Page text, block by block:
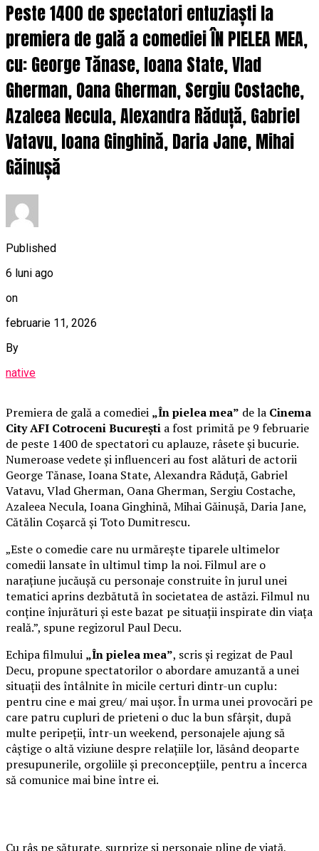
Peste 1400 de spectatori entuziaști la
premiera de gală a comediei ÎN PIELEA MEA,
cu: George Tănase, Ioana State, Vlad
Gherman, Oana Gherman, Sergiu Costache,
Azaleea Necula, Alexandra Răduță, Gabriel
Vatavu, Ioana Ginghină, Daria Jane, Mihai
Găinușă
Published
6 luni ago
on
februarie 11, 2026
By
native
Premiera de gală a comediei „În pielea mea” de la Cinema
City AFI Cotroceni București a fost primită pe 9 februarie
de peste 1400 de spectatori cu aplauze, râsete și bucurie.
Numeroase vedete și influenceri au fost alături de actorii
George Tănase, Ioana State, Alexandra Răduță, Gabriel
Vatavu, Vlad Gherman, Oana Gherman, Sergiu Costache,
Azaleea Necula, Ioana Ginghină, Mihai Găinușă, Daria Jane,
Cătălin Coșarcă și Toto Dumitrescu.
„Este o comedie care nu urmărește tiparele ultimelor
comedii lansate în ultimul timp la noi. Filmul are o
narațiune jucăușă cu personaje construite în jurul unei
tematici aprins dezbătută în societatea de astăzi. Filmul nu
conține înjurături și este bazat pe situații inspirate din viața
reală.”, spune regizorul Paul Decu.
Echipa filmului „În pielea mea”, scris și regizat de Paul
Decu, propune spectatorilor o abordare amuzantă a unei
situații des întâlnite în micile certuri dintr-un cuplu:
pentru cine e mai greu/ mai ușor. În urma unei provocări pe
care patru cupluri de prieteni o duc la bun sfârșit, după
multe peripeții, într-un weekend, personajele ajung să
câștige o altă viziune despre relațiile lor, lăsând deoparte
presupunerile, orgoliile și preconcepțiile, pentru a încerca
să comunice mai bine între ei.
Cu râs pe săturate, surprize și personaje pline de viață,